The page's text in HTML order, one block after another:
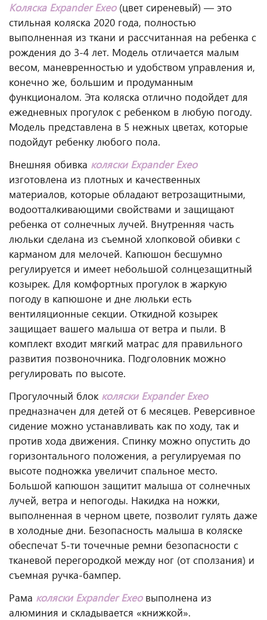
Коляска Expander Exeo(цвет сиреневый) — это
стильная коляска 2020 года, полностью
выполненная из ткани и рассчитанная на ребенка с
рождения до 3-4 лет. Модель отличается малым
весом, маневренностью и удобством управления и,
конечно же, большим и продуманным
функционалом. Эта коляска отлично подойдет для
ежедневных прогулок с ребенком в любую погоду.
Модель представлена в 5 нежных цветах, которые
подойдут ребенку любого пола.
Внешняя обивка коляски Expander Exeo
изготовлена из плотных и качественных
материалов, которые обладают ветрозащитными,
водоотталкивающими свойствами и защищают
ребенка от солнечных лучей. Внутренняя часть
люльки сделана из съемной хлопковой обивки с
карманом для мелочей. Капюшон бесшумно
регулируется и имеет небольшой солнцезащитный
козырек. Для комфортных прогулок в жаркую
погоду в капюшоне и дне люльки есть
вентиляционные секции. Откидной козырек
защищает вашего малыша от ветра и пыли. В
комплект входит мягкий матрас для правильного
развития позвоночника. Подголовник можно
регулировать по высоте.
Прогулочный блок коляски Expander Exeo
предназначен для детей от 6 месяцев. Реверсивное
сидение можно устанавливать как по ходу, так и
против хода движения. Спинку можно опустить до
горизонтального положения, а регулируемая по
высоте подножка увеличит спальное место.
Большой капюшон защитит малыша от солнечных
лучей, ветра и непогоды. Накидка на ножки,
выполненная в черном цвете, позволит гулять даже
в холодные дни. Безопасность малыша в коляске
обеспечат 5-ти точечные ремни безопасности с
тканевой перегородкой между ног (от сползания) и
съемная ручка-бампер.
Рама коляски Expander Exeoвыполнена из
алюминия и складывается «книжкой».